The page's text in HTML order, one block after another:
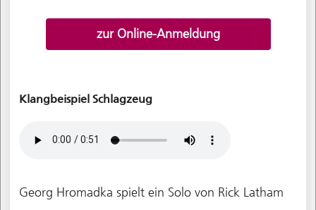
zur Online-Anmeldung
Klangbeispiel Schlagzeug
Georg Hromadka spielt ein Solo von Rick Latham